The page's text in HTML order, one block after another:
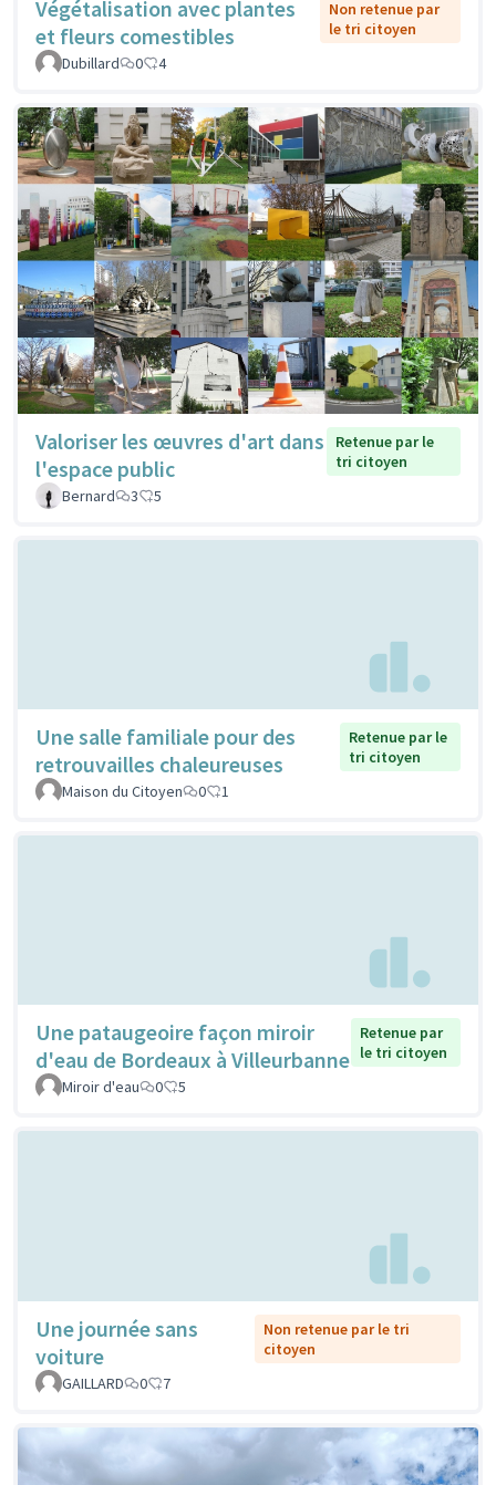
Végétalisation avec plantes
et fleurs comestibles
Non retenue par
le tri citoyen
Dubillard
0 4
Valoriser les œuvres d'art dans
l'espace public
Retenue par le
tri citoyen
Bernard
3 5
Une salle familiale pour des
retrouvailles chaleureuses
Retenue par le
tri citoyen
Maison du Citoyen
0 1
Une pataugeoire façon miroir
d'eau de Bordeaux à Villeurbanne
Retenue par
le tri citoyen
Miroir d'eau
0 5
Une journée sans
voiture
Non retenue par le tri
citoyen
GAILLARD
0 7